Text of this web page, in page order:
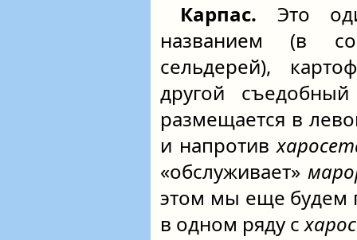
Карпас. Это
названием (в
сельдерей),
другой
размещается в
и напротив
«обслуживает»
этом мы еще будем
в одном ряду с